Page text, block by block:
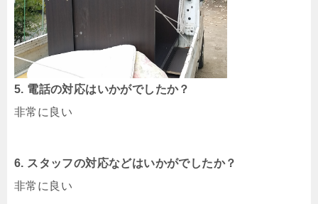
5. 電話の対応はいかがでしたか？
非常に良い
6. スタッフの対応などはいかがでしたか？
非常に良い